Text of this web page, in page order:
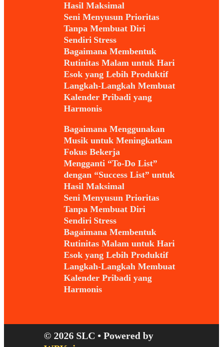
Hasil Maksimal
Seni Menyusun Prioritas
Tanpa Membuat Diri
Sendiri Stress
Bagaimana Membentuk
Rutinitas Malam untuk Hari
Esok yang Lebih Produktif
Langkah-Langkah Membuat
Kalender Pribadi yang
Harmonis
Bagaimana Menggunakan
Musik untuk Meningkatkan
Fokus Bekerja
Mengganti “To-Do List”
dengan “Success List” untuk
Hasil Maksimal
Seni Menyusun Prioritas
Tanpa Membuat Diri
Sendiri Stress
Bagaimana Membentuk
Rutinitas Malam untuk Hari
Esok yang Lebih Produktif
Langkah-Langkah Membuat
Kalender Pribadi yang
Harmonis
© 2026 SLC • Powered by